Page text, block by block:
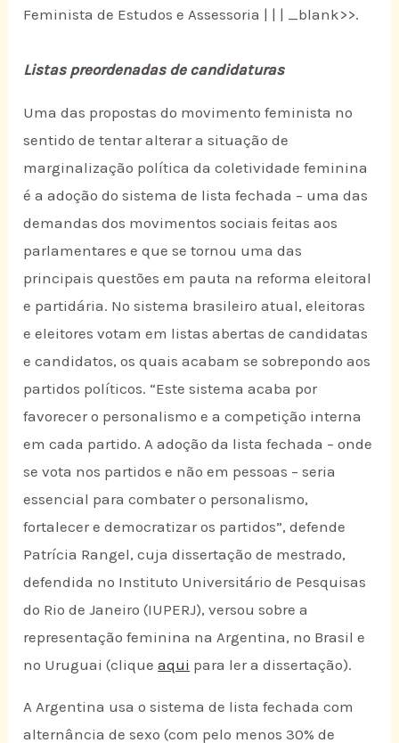
Feminista de Estudos e Assessoria | | | _blank>>.
Listas preordenadas de candidaturas
Uma das propostas do movimento feminista no
sentido de tentar alterar a situação de
marginalização política da coletividade feminina
é a adoção do sistema de lista fechada – uma das
demandas dos movimentos sociais feitas aos
parlamentares e que se tornou uma das
principais questões em pauta na reforma eleitoral
e partidária. No sistema brasileiro atual, eleitoras
e eleitores votam em listas abertas de candidatas
e candidatos, os quais acabam se sobrepondo aos
partidos políticos. “Este sistema acaba por
favorecer o personalismo e a competição interna
em cada partido. A adoção da lista fechada – onde
se vota nos partidos e não em pessoas – seria
essencial para combater o personalismo,
fortalecer e democratizar os partidos”, defende
Patrícia Rangel, cuja dissertação de mestrado,
defendida no Instituto Universitário de Pesquisas
do Rio de Janeiro (IUPERJ), versou sobre a
representação feminina na Argentina, no Brasil e
no Uruguai (cliqueaqui para ler a dissertação).
A Argentina usa o sistema de lista fechada com
alternância de sexo (com pelo menos 30% de